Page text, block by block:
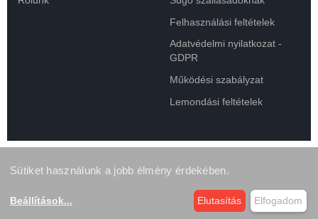
Felhasználási feltételek
Adatvédelmi nyilatkozat -
GDPR
Működési szabályzat
Lemondási feltételek
Sütiket használunk a jobb élmény érdekében.
Beállítások... Elutasítás Elfogadom